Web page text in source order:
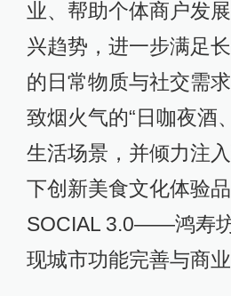
业、帮助个体商户发
兴趋势，进一步满足
的日常物质与社交需
致烟火气的“日咖夜酒
生活场景，并倾力注
下创新美食文化体验
SOCIAL 3.0——鸿寿
现城市功能完善与商业